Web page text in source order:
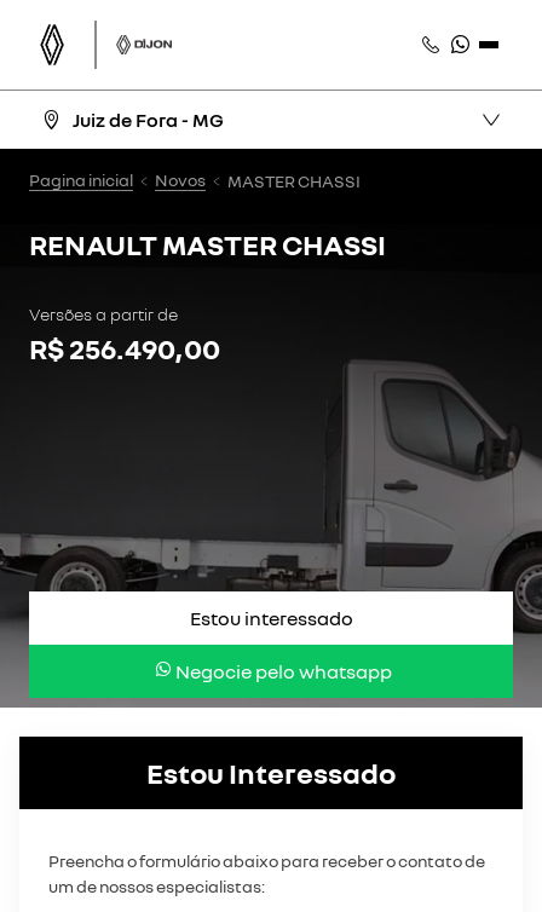
Juiz de Fora - MG
Pagina inicial Novos MASTER CHASSI
RENAULTMASTER CHASSI
Versões a partir de
R$ 256.490,00
Estou interessado
Negocie pelo whatsapp
Estou Interessado
Preencha o formulário abaixo para receber o contato de
um de nossos especialistas: